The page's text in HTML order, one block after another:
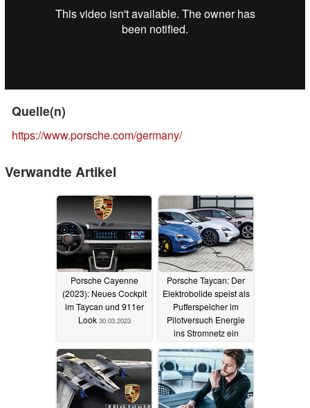
Quelle(n)
https://www.porsche.com/germany/
Verwandte Artikel
Porsche Cayenne
(2023): Neues Cockpit
im Taycan und 911er
Look 30.03.2023
Porsche Taycan: Der
Elektrobolide speist als
Pufferspeicher im
Pilotversuch Energie
ins Stromnetz ein
08.04.2022